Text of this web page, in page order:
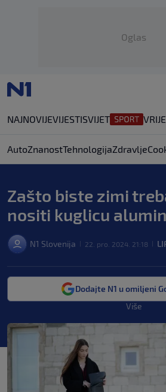
Oglas
NAJNOVIJEVIJESTISVIJET
AutoZnanostTehnologijaZdravlje
Zašto biste zimi
nositi kuglicu
N1 Slovenija 22. pro. 2024. 21:18
Dodajte N1 u omiljeni
Više